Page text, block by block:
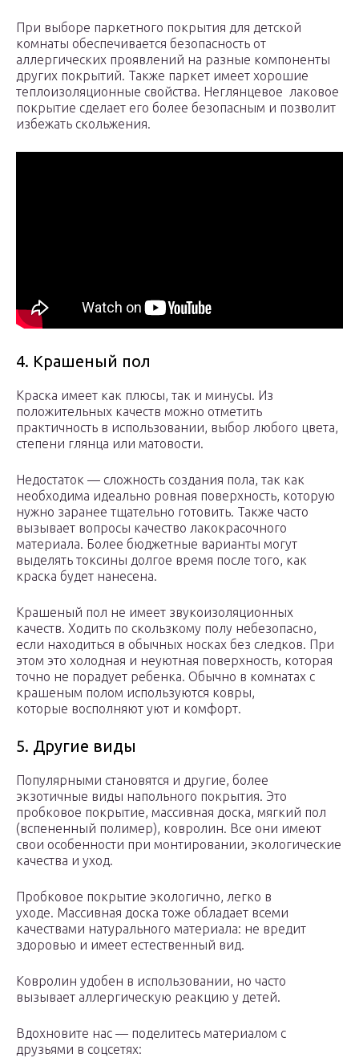
При выборе паркетного покрытия для детской
комнаты обеспечивается безопасность от
аллергических проявлений на разные компоненты
других покрытий. Также паркет имеет хорошие
теплоизоляционные свойства. Неглянцевое лаковое
покрытие сделает его более безопасным и позволит
избежать скольжения.
4. Крашеный пол
Краска имеет как плюсы, так и минусы. Из
положительных качеств можно отметить
практичность в использовании, выбор любого цвета,
степени глянца или матовости.
Недостаток — сложность создания пола, так как
необходима идеально ровная поверхность, которую
нужно заранее тщательно готовить. Также часто
вызывает вопросы качество лакокрасочного
материала. Более бюджетные варианты могут
выделять токсины долгое время после того, как
краска будет нанесена.
Крашеный пол не имеет звукоизоляционных
качеств. Ходить по скользкому полу небезопасно,
если находиться в обычных носках без следков. При
этом это холодная и неуютная поверхность, которая
точно не порадует ребенка. Обычно в комнатах с
крашеным полом используются ковры,
которые восполняют уют и комфорт.
5. Другие виды
Популярными становятся и другие, более
экзотичные виды напольного покрытия. Это
пробковое покрытие, массивная доска, мягкий пол
(вспененный полимер), ковролин. Все они имеют
свои особенности при монтировании, экологические
качества и уход.
Пробковое покрытие экологично, легко в
уходе. Массивная доска тоже обладает всеми
качествами натурального материала: не вредит
здоровью и имеет естественный вид.
Ковролин удобен в использовании, но часто
вызывает аллергическую реакцию у детей.
Вдохновите нас — поделитесь материалом с
друзьями в соцсетях: